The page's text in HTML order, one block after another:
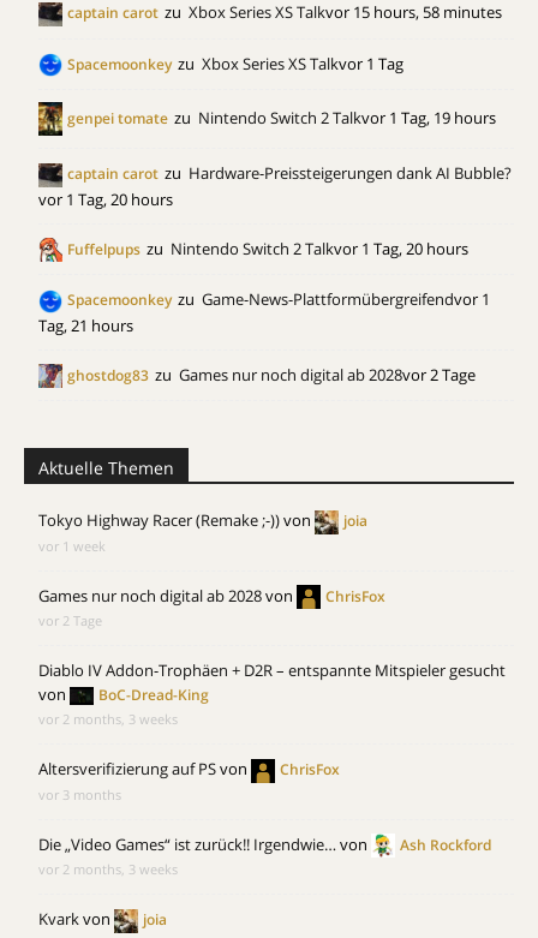
captain carot zu Xbox Series XS Talkvor 15 hours, 58 minutes
Spacemoonkey zu Xbox Series XS Talkvor 1 Tag
genpei tomate zu Nintendo Switch 2 Talkvor 1 Tag, 19 hours
captain carot zu Hardware-Preissteigerungen dank AI Bubble?
vor 1 Tag, 20 hours
Fuffelpups zu Nintendo Switch 2 Talkvor 1 Tag, 20 hours
Spacemoonkey zu Game-News-Plattformübergreifendvor 1
Tag, 21 hours
ghostdog83 zu Games nur noch digital ab 2028vor 2 Tage
Aktuelle Themen
Tokyo Highway Racer (Remake ;-))von joia
vor 1 week
Games nur noch digital ab 2028von ChrisFox
vor 2 Tage
Diablo IV Addon-Trophäen + D2R – entspannte Mitspieler gesucht
von
BoC-Dread-King
vor 2 months, 3 weeks
Altersverifizierung auf PSvon ChrisFox
vor 3 months
Die „Video Games“ ist zurück!! Irgendwie…von Ash Rockford
vor 2 months, 3 weeks
Kvarkvon joia